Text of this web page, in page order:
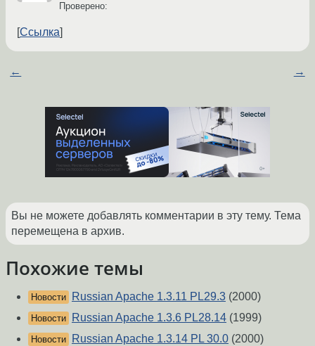
Проверено:
Ссылка
← →
Вы не можете добавлять комментарии в эту тему. Тема
перемещена в архив.
Похожие темы
Новости Russian Apache 1.3.11 PL29.3 (2000)
Новости Russian Apache 1.3.6 PL28.14 (1999)
Новости Russian Apache 1.3.14 PL 30.0 (2000)